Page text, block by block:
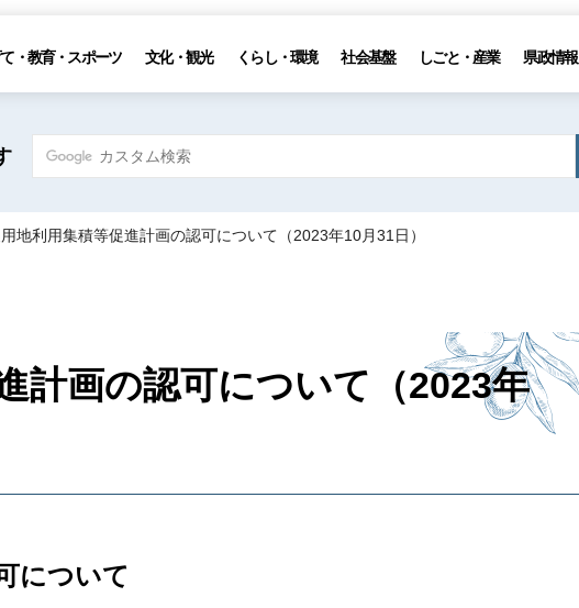
・教育・スポーツ 文化・観光 くらし・環境 社会基盤 しごと・産業 県政情報
地利用集積等促進計画の認可について（2023年10月31日）
計画の認可について（2023年
について